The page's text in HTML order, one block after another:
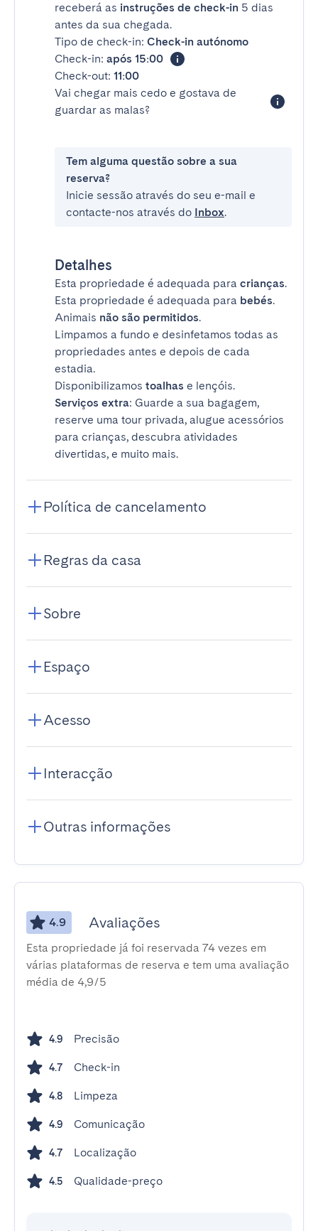
receberá as instruções de check-in 5 dias
antes da sua chegada.
Tipo de check-in: Check-in autónomo
Check-in: após 15:00
Check-out: 11:00
Vai chegar mais cedo e gostava de
guardar as malas?
Tem alguma questão sobre a sua
reserva?
Inicie sessão através do seu e-mail e
contacte-nos através do Inbox.
Detalhes
Esta propriedade é adequada para crianças.
Esta propriedade é adequada para bebés.
Animais não são permitidos.
Limpamos a fundo e desinfetamos todas as
propriedades antes e depois de cada
estadia.
Disponibilizamos toalhas e lençóis.
Serviços extra: Guarde a sua bagagem,
reserve uma tour privada, alugue acessórios
para crianças, descubra atividades
divertidas, e muito mais.
Política de cancelamento
Regras da casa
Sobre
Espaço
Acesso
Interacção
Outras informações
4.9 Avaliações
Esta propriedade já foi reservada 74 vezes em
várias plataformas de reserva e tem uma avaliação
média de 4,9/5
4.9 Precisão
4.7 Check-in
4.8 Limpeza
4.9 Comunicação
4.7 Localização
4.5 Qualidade-preço